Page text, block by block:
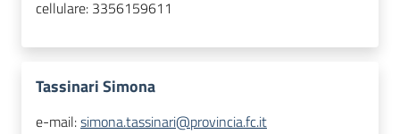
cellulare: 3356159611
Tassinari Simona
e-mail:simona.tassinari@provincia.fc.it